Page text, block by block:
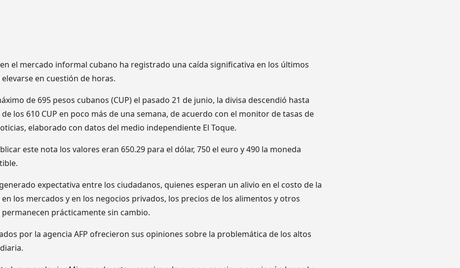
el mercado informal cubano ha registrado una caída significativa en los últimos
en cuestión de horas.
de 695 pesos cubanos (CUP) el pasado 21 de junio, la divisa descendió hasta
los 610 CUP en poco más de una semana, de acuerdo con el monitor de tasas de
elaborado con datos del medio independiente El Toque.
este nota los valores eran 650.29 para el dólar, 750 el euro y 490 la moneda
expectativa entre los ciudadanos, quienes esperan un alivio en el costo de la
los mercados y en los negocios privados, los precios de los alimentos y otros
prácticamente sin cambio.
por la agencia AFP ofrecieron sus opiniones sobre la problemática de los altos